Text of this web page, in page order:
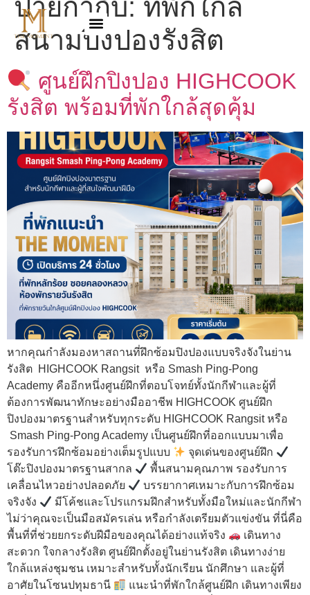
ป้ายกำกับ: ที่พักใกล้
สนามปิงปองรังสิต
ศูนย์ฝึกปิงปอง HIGHCOOK
รังสิต พร้อมที่พักใกล้สุดคุ้ม
หากคุณกำลังมองหาสถานที่ฝึกซ้อมปิงปองแบบจริงจังในย่าน
รังสิต HIGHCOOK Rangsit หรือ Smash Ping-Pong
Academy คืออีกหนึ่งศูนย์ฝึกที่ตอบโจทย์ทั้งนักกีฬาและผู้ที่
ต้องการพัฒนาทักษะอย่างมืออาชีพ HIGHCOOK ศูนย์ฝึก
ปิงปองมาตรฐานสำหรับทุกระดับ HIGHCOOK Rangsit หรือ
Smash Ping-Pong Academy เป็นศูนย์ฝึกที่ออกแบบมาเพื่อ
รองรับการฝึกซ้อมอย่างเต็มรูปแบบ
จุดเด่นของศูนย์ฝึก
โต๊ะปิงปองมาตรฐานสากล
พื้นสนามคุณภาพ รองรับการ
เคลื่อนไหวอย่างปลอดภัย
บรรยากาศเหมาะกับการฝึกซ้อม
จริงจัง
มีโค้ชและโปรแกรมฝึกสำหรับทั้งมือใหม่และนักกีฬา
ไม่ว่าคุณจะเป็นมือสมัครเล่น หรือกำลังเตรียมตัวแข่งขัน ที่นี่คือ
พื้นที่ที่ช่วยยกระดับฝีมือของคุณได้อย่างแท้จริง
เดินทาง
สะดวก ใจกลางรังสิต ศูนย์ฝึกตั้งอยู่ในย่านรังสิต เดินทางง่าย
ใกล้แหล่งชุมชน เหมาะสำหรับทั้งนักเรียน นักศึกษา และผู้ที่
อาศัยในโซนปทุมธานี
แนะนำที่พักใกล้ศูนย์ฝึก เดินทางเพียง